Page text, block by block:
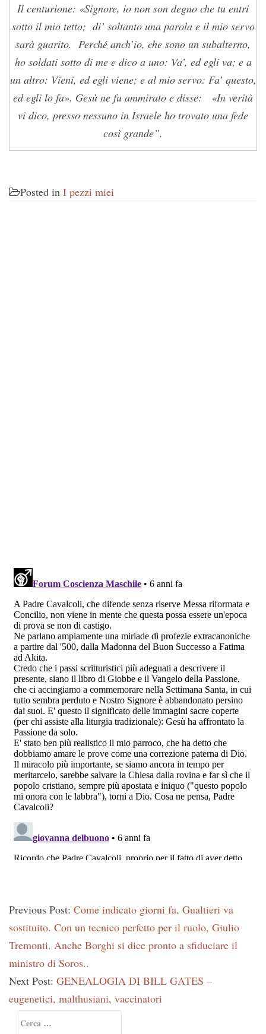
Il centurione: «Signore, io non son degno che tu entri
sotto il mio tetto; di’ soltanto una parola e il mio servo
sarà guarito. Perché anch’io, che sono un subalterno,
ho soldati sotto di me e dico a uno: Va’, ed egli va; e a
un altro: Vieni, ed egli viene; e al mio servo: Fa’ questo,
ed egli lo fa». Gesù ne fu ammirato e disse: «In verità
vi dico, presso nessuno in Israele ho trovato una fede
così grande”.
Posted in I pezzi miei
Previous Post: Come indicato giorni fa, Gualtieri va
sostituito. Con un tecnico perfetto per il ruolo, Giulio
Tremonti. Anche Borghi si dice pronto a sfiduciare il
ministro di Soros..
Next Post: GENEALOGIA DI BILL GATES –
eugenetici, malthusiani, vaccinatori
Sidebar
per: